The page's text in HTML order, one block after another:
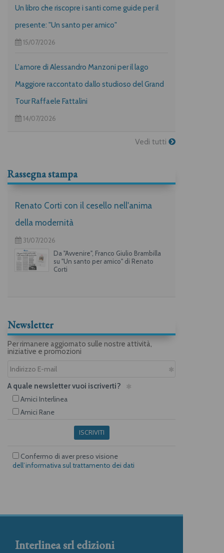
Un libro che riscopre i santi come guide per il
presente: "Un santo per amico"
15/07/2026
L'amore di Alessandro Manzoni per il lago
Maggiore raccontato dallo studioso del Grand
Tour Raffaele Fattalini
14/07/2026
Vedi tutti
Rassegna stampa
Renato Corti con il cesello nell'anima
della modernità
31/07/2026
Da "Avvenire", Franco Giulio Brambilla
su "Un santo per amico" di Renato
Corti
Newsletter
Per rimanere aggiornato sulle nostre attività,
iniziative e promozioni
A quale newsletter vuoi iscriverti?
Amici Interlinea
Amici Rane
ISCRIVITI
Confermo di aver preso visione
dell’informativa sul trattamento dei dati
Interlinea srl edizioni